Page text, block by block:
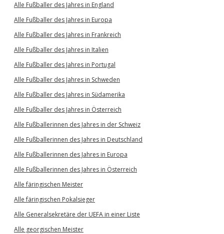
Alle Fußballer des Jahres in England
Alle Fußballer des Jahres in Europa
Alle Fußballer des Jahres in Frankreich
Alle Fußballer des Jahres in Italien
Alle Fußballer des Jahres in Portugal
Alle Fußballer des Jahres in Schweden
Alle Fußballer des Jahres in Südamerika
Alle Fußballer des Jahres in Österreich
Alle Fußballerinnen des Jahres in der Schweiz
Alle Fußballerinnen des Jahres in Deutschland
Alle Fußballerinnen des Jahres in Europa
Alle Fußballerinnen des Jahres in Österreich
Alle färingischen Meister
Alle färingischen Pokalsieger
Alle Generalsekretäre der UEFA in einer Liste
Alle georgischen Meister